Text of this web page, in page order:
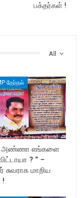
பக்தர்கள் !
All
தேர்தல்
அண்ணா எங்களை
? ” –
மாறிய
!